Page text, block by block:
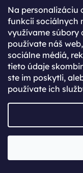
Na personalizáciu
funkcií sociálnych
využívame súbory
používate náš
sociálne médiá,
tieto údaje
ste im poskytli,
používate ich
Prečo sa
Rýchlejší
Prehľad o
Kompletná
Špeciálne
Už máte
Prihláste